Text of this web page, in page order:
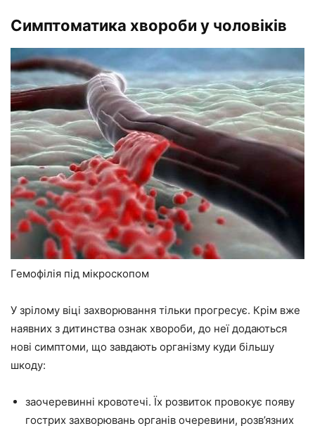
Симптоматика хвороби у чоловіків
Гемофілія під мікроскопом
У зрілому віці захворювання тільки прогресує. Крім вже
наявних з дитинства ознак хвороби, до неї додаються
нові симптоми, що завдають організму куди більшу
шкоду:
заочеревинні кровотечі. Їх розвиток провокує появу
гострих захворювань органів очеревини, розв’язних